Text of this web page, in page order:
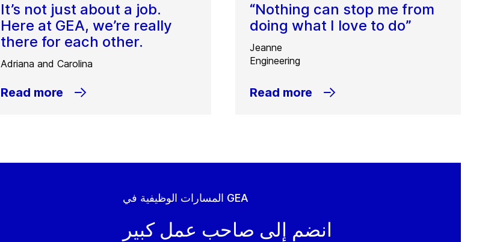
It’s not just about a job.
Here at GEA, we’re really
there for each other.
Adriana and Carolina
Read more
“Nothing can stop me from
doing what I love to do”
Jeanne
Engineering
Read more
المسارات الوظيفية في GEA
انضم إلى صاحب عمل كبير